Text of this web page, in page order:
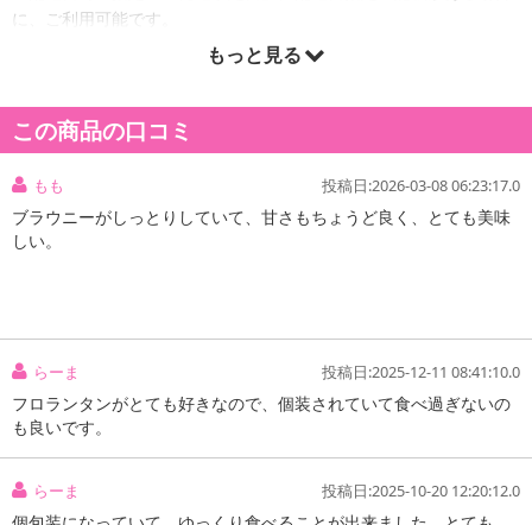
に、ご利用可能です。
※発送予定日は到着日ではありません。
・商品は「北海道産直グルメぼーの」より出荷します。
商品詳細
もっと見る
この商品の口コミ
もも 投稿日:2026-03-08 06:23:17.0
ブラウニーがしっとりしていて、甘さもちょうど良く、とても美味
しい。
らーま 投稿日:2025-12-11 08:41:10.0
フロランタンがとても好きなので、個装されていて食べ過ぎないの
も良いです。
らーま 投稿日:2025-10-20 12:20:12.0